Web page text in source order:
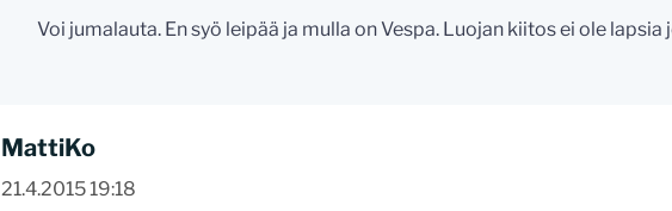
Voi jumalauta. En syö leipää ja mulla on Vespa. Luojan kiitos ei ole
MattiKo
21.4.2015 19:18